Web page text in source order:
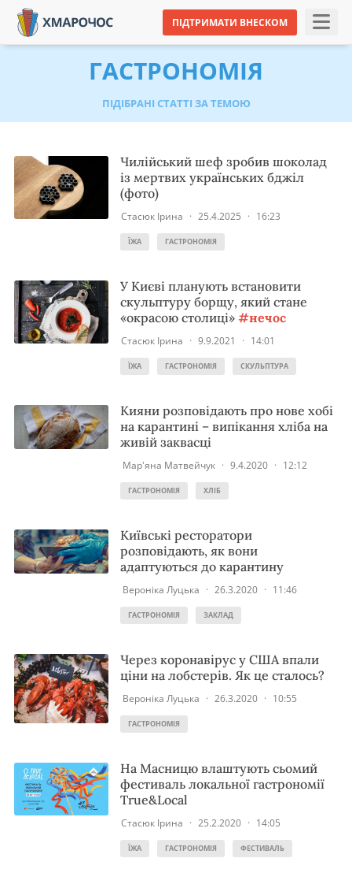
ПІДТРИМАТИ ВНЕСКОМ
ГАСТРОНОМІЯ
ПІДІБРАНІ СТАТТІ ЗА ТЕМОЮ
Чилійський шеф зробив шоколад
із мертвих українських бджіл
(фото)
Стасюк Ірина · 25.4.2025 · 16:23
ЇЖА ГАСТРОНОМІЯ
У Києві планують встановити
скульптуру борщу, який стане
«окрасою столиці» #нечос
Стасюк Ірина · 9.9.2021 · 14:01
ЇЖА ГАСТРОНОМІЯ СКУЛЬПТУРА
Кияни розповідають про нове хобі
на карантині – випікання хліба на
живій заквасці
Мар'яна Матвейчук · 9.4.2020 · 12:12
ГАСТРОНОМІЯ ХЛІБ
Київські ресторатори
розповідають, як вони
адаптуються до карантину
Вероніка Луцька · 26.3.2020 · 11:46
ГАСТРОНОМІЯ ЗАКЛАД
Через коронавірус у США впали
ціни на лобстерів. Як це сталось?
Вероніка Луцька · 26.3.2020 · 10:55
ГАСТРОНОМІЯ
На Масницю влаштують сьомий
фестиваль локальної гастрономії
True&Local
Стасюк Ірина · 25.2.2020 · 14:05
ЇЖА ГАСТРОНОМІЯ ФЕСТИВАЛЬ